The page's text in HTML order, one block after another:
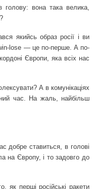
голову: вона така велика,
якийсь образ росії і ви
win-lose — це по-перше. А по-
Європи, яка всіх нас
А в комунікаціях
час. На жаль, найбільш
добре ставиться, в голові
на Європу, і то задовго до
як перші російські ракети